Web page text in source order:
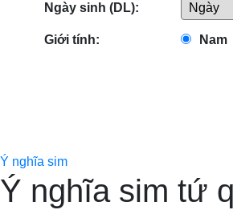
Ngày sinh (DL):
Giới tính: Nam
Ý nghĩa sim
Ý nghĩa sim tứ